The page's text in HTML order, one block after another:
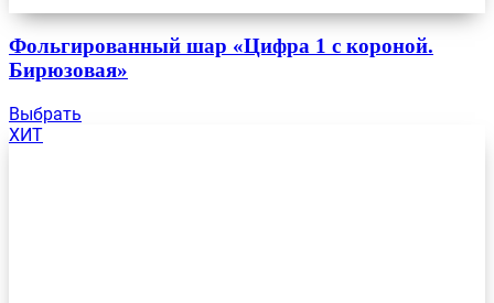
Фольгированный шар «Цифра 1 с короной.
Бирюзовая»
Выбрать
ХИТ